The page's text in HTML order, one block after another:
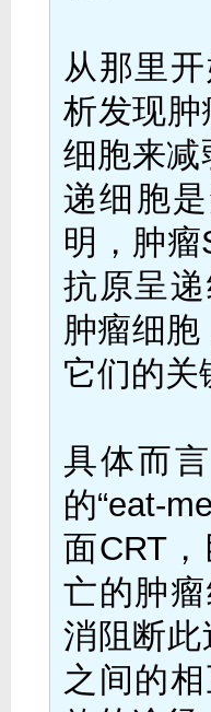
从那里
析发现
细胞来减
递细胞
明，肿
抗原呈
肿瘤细
它们的关
具体而
的“eat-
面CRT
亡的肿
消阻断此
之间的